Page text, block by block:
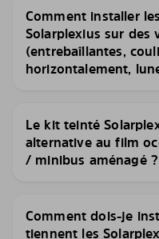
Comment installer
Solarplexius sur des
(entrebaîllantes,
horizontalement,
Le kit teinté
alternative au film
/ minibus aménagé ?
Comment dois-je
tiennent les